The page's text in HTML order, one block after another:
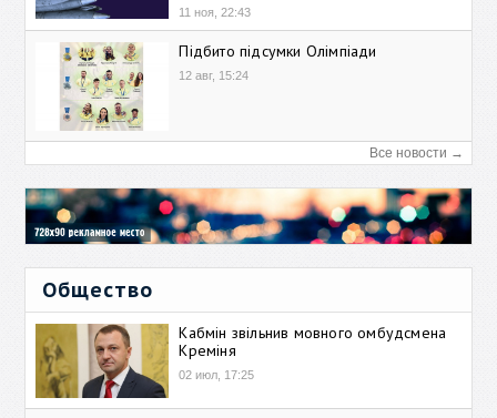
11 ноя, 22:43
Підбито підсумки Олімпіади
12 авг, 15:24
Все новости →
Общество
Кабмін звільнив мовного омбудсмена
Креміня
02 июл, 17:25